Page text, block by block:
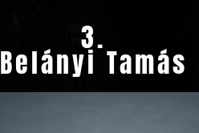
3.
Belányi Tamás